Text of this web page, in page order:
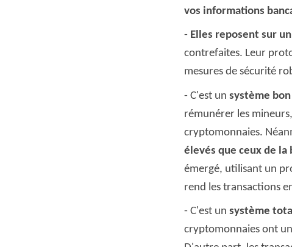
vos informations
Elles reposent sur
contrefaites. Leur
mesures de sécurité
C'est un système
rémunérer les
cryptomonnaies.
élevés que ceux de
émergé, utilisant un
rend les transactions
C'est un système
cryptomonnaies ont un